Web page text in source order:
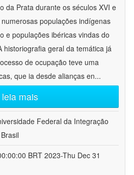
da Prata durante os séculos XVI e
populações indígenas
e populações ibéricas vindas do
historiografia geral da temática já
de ocupação teve uma
que ia desde alianças en...
leia mais
Federal da Integração
BRT 2023-Thu Dec 31